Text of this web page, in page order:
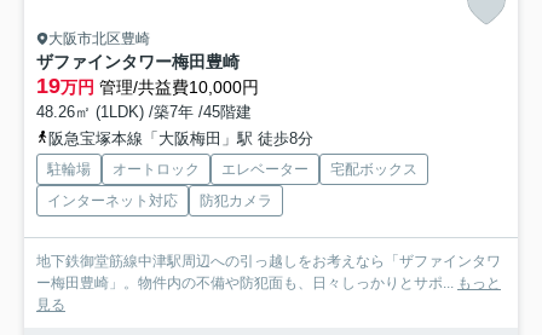
大阪市北区豊崎
ザファインタワー梅田豊崎
19万円 管理/共益費10,000円
48.26㎡ (1LDK) /築7年 /45階建
阪急宝塚本線「大阪梅田」駅 徒歩8分
駐輪場 オートロック エレベーター
宅配ボックス
インターネット対応
防犯カメラ
地下鉄御堂筋線中津駅周辺への引っ越しをお考えなら「ザファインタワ
ー梅田豊崎」。物件内の不備や防犯面も、日々しっかりとサポ... もっと
見る